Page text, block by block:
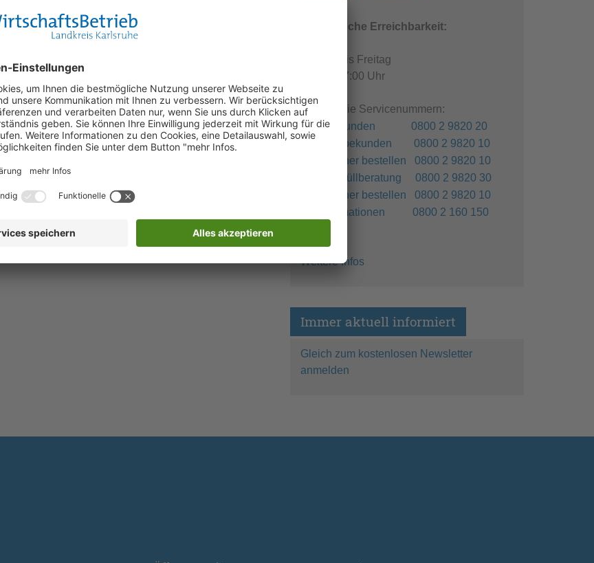
Telefonische Erreichbarkeit:
Montag bis Freitag
08:00 - 17:00 Uhr
Kostenfreie Servicenummern:
Privatkunden 0800 2 9820 20
Gewerbekunden 0800 2 9820 10
Container bestellen 0800 2 9820 10
Sperrmüllberatung 0800 2 9820 30
Container bestellen 0800 2 9820 10
Reklamationen 0800 2 160 150
Weitere Infos
Immer aktuell informiert
Gleich zum kostenlosen Newsletter
anmelden